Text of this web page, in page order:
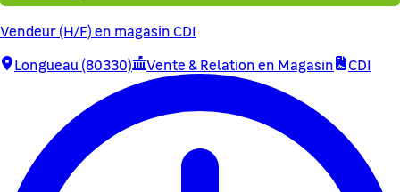
Vendeur (H/F) en magasin CDI
Longueau (80330)
Vente & Relation en Magasin CDI